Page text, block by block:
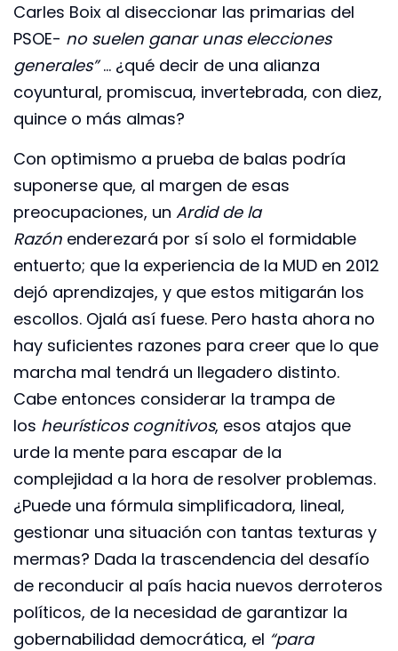
Carles Boix al diseccionar las primarias del
PSOE- no suelen ganar unas elecciones
generales”… ¿qué decir de una alianza
coyuntural, promiscua, invertebrada, con diez,
quince o más almas?
Con optimismo a prueba de balas podría
suponerse que, al margen de esas
preocupaciones, un Ardid de la
Razón enderezará por sí solo el formidable
entuerto; que la experiencia de la MUD en 2012
dejó aprendizajes, y que estos mitigarán los
escollos. Ojalá así fuese. Pero hasta ahora no
hay suficientes razones para creer que lo que
marcha mal tendrá un llegadero distinto.
Cabe entonces considerar la trampa de
los heurísticos cognitivos, esos atajos que
urde la mente para escapar de la
complejidad a la hora de resolver problemas.
¿Puede una fórmula simplificadora, lineal,
gestionar una situación con tantas texturas y
mermas? Dada la trascendencia del desafío
de reconducir al país hacia nuevos derroteros
políticos, de la necesidad de garantizar la
gobernabilidad democrática, el “para